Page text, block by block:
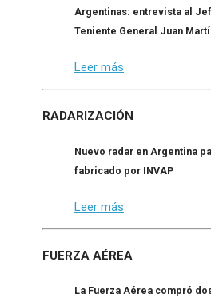
Argentinas: entrevista al
Teniente General Juan
Leer más
RADARIZACIÓN
Nuevo radar en Argentina
fabricado por INVAP
Leer más
FUERZA AÉREA
La Fuerza Aérea compró